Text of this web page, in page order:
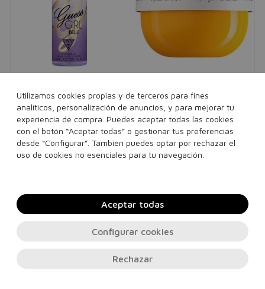
GUESS
Guess Girl Belle Fragance
Mist
Bruma corporal perfumada
mujer
12,36€ 10,95€
Añadir a la cesta
SOL DE JANEIRO
Brazilian Bum Bum Body
Cream
Crema corporal para una piel de
aspecto más firme
80,00€
Añadir a la cesta
Utilizamos cookies propias y de terceros para fines
analíticos, personalización de anuncios, y para mejorar tu
experiencia de compra. Puedes aceptar todas las cookies
con el botón “Aceptar todas” o gestionar tus preferencias
desde “Configurar”. También puedes optar por rechazar el
uso de cookies no esenciales para tu navegación.
Rechazar
Configurar cookies
Aceptar todas